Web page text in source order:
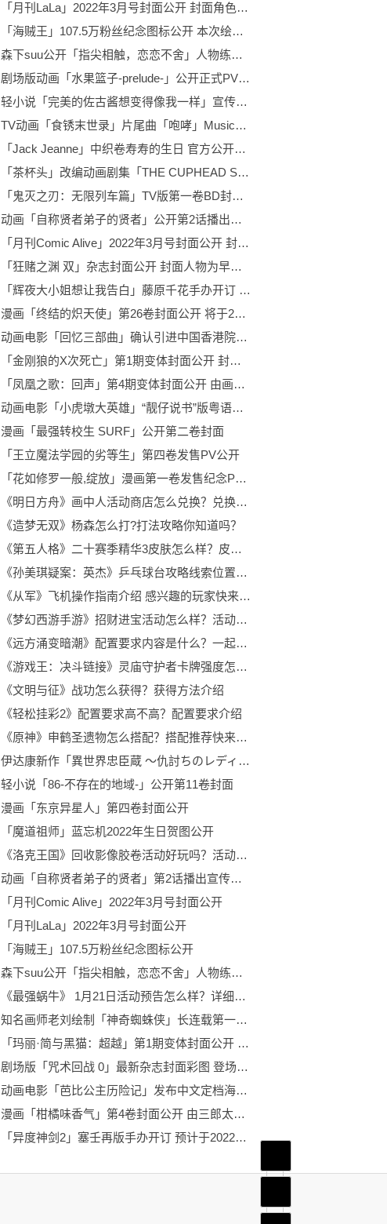
「月刊LaLa」2022年3月号封面公开 封面角色自于漫画「人形机器人玛丽」
「海贼王」107.5万粉丝纪念图标公开 本次绘制的是布鲁克
森下suu公开「指尖相触，恋恋不舍」人物练习绘 绘制的是逸臣
剧场版动画「水果篮子-prelude-」公开正式PV 将于2022年2月18日公开上映
轻小说「完美的佐古酱想变得像我一样」宣传PV公布 将于2022年1月20日正式发售
TV动画「食锈末世录」片尾曲「咆哮」MusicVideo公布 将于2022年2月16日发售
「Jack Jeanne」中织卷寿寿的生日 官方公开生日贺图
「茶杯头」改编动画剧集「THE CUPHEAD SHOW!」正式预告公开 将于2月18日播出
「鬼灭之刃：无限列车篇」TV版第一卷BD封面公开 将于1月26日正式发售
动画「自称贤者弟子的贤者」公开第2话播出的宣传绘 动画于2022年1月11日起播出
「月刊Comic Alive」2022年3月号封面公开 封面为雷姆拉姆的生日纪念插图
「狂赌之渊 双」杂志封面公开 封面人物为早乙女芽亚里
「辉夜大小姐想让我告白」藤原千花手办开订 将于2022年6月末正式发售
漫画「终结的炽天使」第26卷封面公开 将于2月4日发售
动画电影「回忆三部曲」确认引进中国香港院线 影片将在影院解封后上映
「金刚狼的X次死亡」第1期变体封面公开 封面人物是劳拉·金妮与嘉比·金妮
「凤凰之歌：回声」第4期变体封面公开 由画师Ashley Witter独家绘制
动画电影「小虎墩大英雄」“靓仔说书”版粤语预告公开 将于2022年2月1日全国上映
漫画「最强转校生 SURF」公开第二卷封面
「王立魔法学园的劣等生」第四卷发售PV公开
「花如修罗一般,绽放」漫画第一卷发售纪念PV公开
《明日方舟》画中人活动商店怎么兑换？兑换推荐了解一下！
《造梦无双》杨森怎么打?打法攻略你知道吗？
《第五人格》二十赛季精华3皮肤怎么样？皮肤介绍带给大家
《孙美琪疑案：英杰》乒乓球台攻略线索位置在哪里呢?不知道的小伙伴了解一下吧！
《从军》飞机操作指南介绍 感兴趣的玩家快来看看吧！
《梦幻西游手游》招财进宝活动怎么样？活动内容了解一下吧！
《远方涌变暗潮》配置要求内容是什么？一起来看下具体介绍吧!
《游戏王：决斗链接》灵庙守护者卡牌强度怎么样？卡牌强度测评了解一下
《文明与征》战功怎么获得？获得方法介绍
《轻松挂彩2》配置要求高不高？配置要求介绍
《原神》申鹤圣遗物怎么搭配？搭配推荐快来看一下吧！
伊达康新作「異世界忠臣蔵 ～仇討ちのレディア四十七士～」公开
轻小说「86-不存在的地域-」公开第11卷封面
漫画「东京异星人」第四卷封面公开
「魔道祖师」蓝忘机2022年生日贺图公开
《洛克王国》回收影像胶卷活动好玩吗？活动攻略介绍看一下吧！
动画「自称贤者弟子的贤者」第2话播出宣传绘公开
「月刊Comic Alive」2022年3月号封面公开
「月刊LaLa」2022年3月号封面公开
「海贼王」107.5万粉丝纪念图标公开
森下suu公开「指尖相触，恋恋不舍」人物练习绘
《最强蜗牛》 1月21日活动预告怎么样？详细内容快来看下吧！
知名画师老刘绘制「神奇蜘蛛侠」长连载第一期变体封面公开 John Romita Jr.负责绘制
「玛丽·简与黑猫：超越」第1期变体封面公开 将于2022年1月26日正式发布
剧场版「咒术回战 0」最新杂志封面彩图 登场的人物是「乙骨忧太」与「夏油杰」
动画电影「芭比公主历险记」发布中文定档海报 将于2022年1月21日上映
漫画「柑橘味香气」第4卷封面公开 由三郎太创作
「异度神剑2」塞壬再版手办开订 预计于2022年7月发售